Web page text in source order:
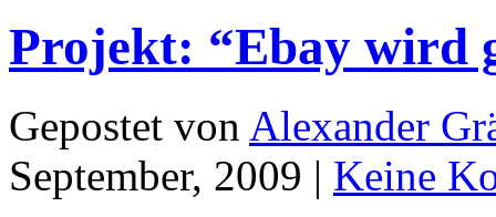
Projekt: “Ebay wird
Gepostet von Alexander
September, 2009 | Keine